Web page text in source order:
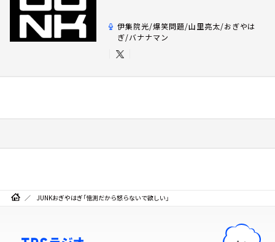
伊集院光/爆笑問題/山里亮太/おぎやは
ぎ/バナナマン
JUNKおぎやはぎ「憶測だから怒らないで欲しい」